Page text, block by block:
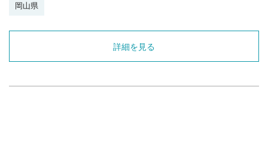
岡山県
詳細を見る